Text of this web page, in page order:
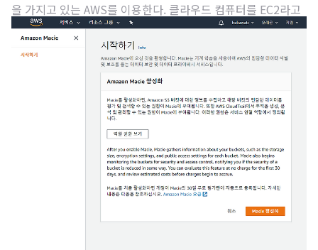
을 가지고 있는 AWS를 이용한다. 클라우드 컴퓨터를 EC2라고
부르는데, 언제 어디서나 컴퓨터 디바이스 의존도가 필요없는 I
DE 서버를 구축하기 위해 EC2 생성을 진행한다. Prepare AWS
계정 및 로그인 Setting Choose Region EC2를 본격적으로
생성하기 앞서 리전(Region)을 먼저 선택한다. 리전이 가지는
의미는 AWS 서비스의 국가적 위치를 의미한다. 모든 설정은 리
전에 종속되기 때문에 본인이 구성한 AWS 환경이 보이지 않는
다면 리전을 변경해 보는 것이 좋다. 코딩으로 AWS를 제어할
것이라면 주요 리전의 코드 네임인 ap-northeast-2를 기억해